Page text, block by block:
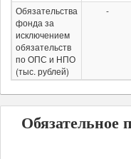
Обязательства
фонда за
исключением
обязательств
по ОПС и НПО
(тыс. рублей)
-
Обязательное